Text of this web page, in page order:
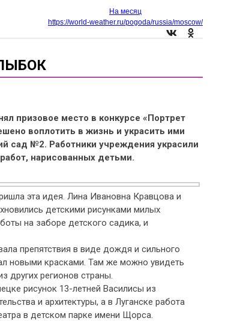
На месяц
https://world-weather.ru/pogoda/russia/moscow/
призовое место в конкурсе «Портрет
воплотить в жизнь и украсить ими
сад №2. Работники учреждения украсили
нарисованных детьми.
эта идея. Лина Ивановна Кравцова и
детскими рисунками милых
на заборе детского садика, и
препятствия в виде дождя и сильного
новыми красками. Там же можно увидеть
других регионов страны.
рисунок 13-летней Василисы из
и архитектуры, а в Луганске работа
в детском парке имени Щорса.